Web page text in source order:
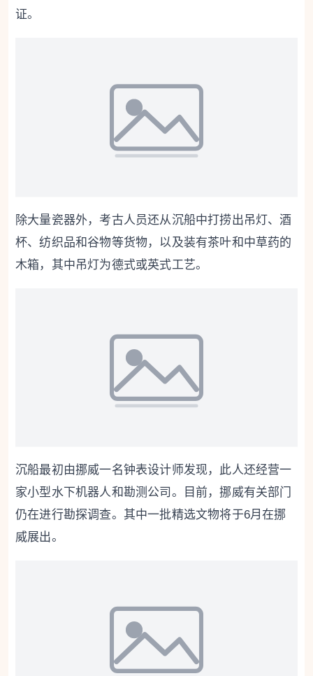
证。
除大量瓷器外，考古人员还从沉船中打捞出吊灯、酒
杯、纺织品和谷物等货物，以及装有茶叶和中草药的
木箱，其中吊灯为德式或英式工艺。
沉船最初由挪威一名钟表设计师发现，此人还经营一
家小型水下机器人和勘测公司。目前，挪威有关部门
仍在进行勘探调查。其中一批精选文物将于6月在挪
威展出。